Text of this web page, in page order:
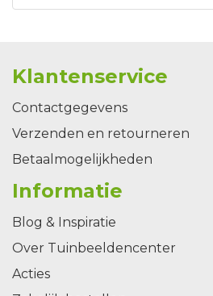
Klantenservice
Contactgegevens
Verzenden en retourneren
Betaalmogelijkheden
Informatie
Blog & Inspiratie
Over Tuinbeeldencenter
Acties